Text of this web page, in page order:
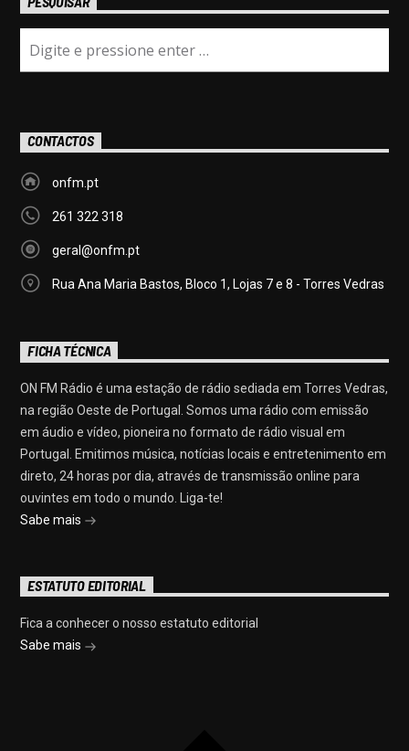
CONTACTOS
onfm.pt
261 322 318
geral@onfm.pt
Rua Ana Maria Bastos, Bloco 1, Lojas 7 e 8 - Torres Vedras
FICHA TÉCNICA
ON FM Rádio é uma estação de rádio sediada em Torres Vedras,
na região Oeste de Portugal. Somos uma rádio com emissão
em áudio e vídeo, pioneira no formato de rádio visual em
Portugal. Emitimos música, notícias locais e entretenimento em
direto, 24 horas por dia, através de transmissão online para
ouvintes em todo o mundo. Liga-te!
Sabe mais
ESTATUTO EDITORIAL
Fica a conhecer o nosso estatuto editorial
Sabe mais